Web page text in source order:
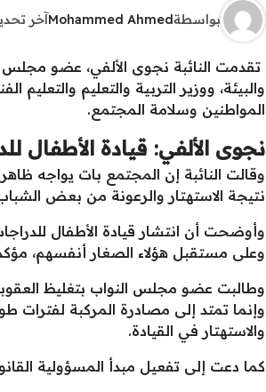
بواسطةMohammed Ahmedآخر
تقدمت النائبة نجوى الألفي، عضو
والبيئة، ووزير التربية والتعليم
المواطنين وسلامة المجتمع.
نجوى الألفي: قيادة الأطفال
وقالت النائبة إن المجتمع بات يواجه
نتيجة الاستهتار والرعونة من بعض
وأوضحت أن انتشار قيادة الأطفال
وعلى مستقبل هؤلاء الصغار أنفسهم،
وطالبت عضو مجلس النواب بتغليظ
وإنما تمتد إلى مصادرة المركبة لفترات
والاستهتار في القيادة.
كما دعت إلى تفعيل مبدأ المسؤولية